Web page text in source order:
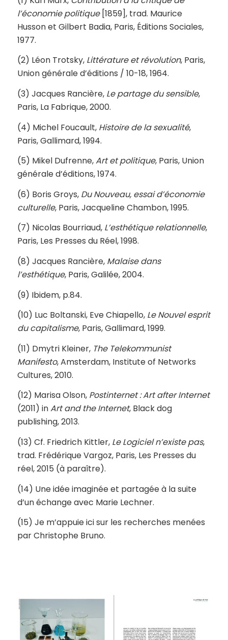
l’économie politique[1859], trad. Maurice
Husson et Gilbert Badia, Paris, Éditions Sociales,
1977.
(2) Léon Trotsky, Littérature et révolution, Paris,
Union générale d’éditions / 10-18, 1964.
(3) Jacques Rancière, Le partage du sensible,
Paris, La Fabrique, 2000.
(4) Michel Foucault, Histoire de la sexualité,
Paris, Gallimard, 1994.
(5) Mikel Dufrenne,Art et politique, Paris, Union
générale d’éditions, 1974.
(6) Boris Groys, Du Nouveau, essai d’économie
culturelle, Paris, Jacqueline Chambon, 1995.
(7) Nicolas Bourriaud, L’esthétique relationnelle,
Paris, Les Presses du Réel, 1998.
(8) Jacques Rancière, Malaise dans
l’esthétique, Paris, Galilée, 2004.
(9) Ibidem, p.84.
(10) Luc Boltanski, Eve Chiapello, Le Nouvel esprit
du capitalisme, Paris, Gallimard, 1999.
(11) Dmytri Kleiner, The Telekommunist
Manifesto, Amsterdam, Institute of Networks
Cultures, 2010.
(12) Marisa Olson,Postinternet : Art after Internet
(2011) inArt and the Internet, Black dog
publishing, 2013.
(13) Cf. Friedrich Kittler, Le Logiciel n’existe pas,
trad. Frédérique Vargoz, Paris, Les Presses du
réel, 2015 (à paraître).
(14) Une idée imaginée et partagée à la suite
d’un échange avec Marie Lechner.
(15) Je m’appuie ici sur les recherches menées
par Christophe Bruno.